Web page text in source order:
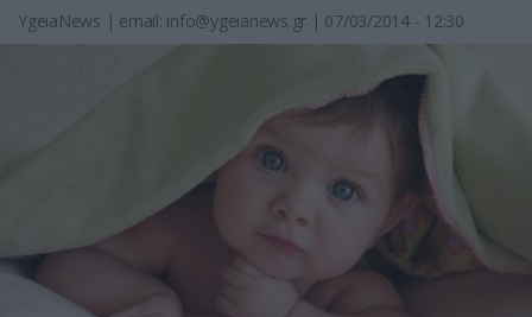
YgeiaNews | email: info@ygeianews.gr | 07/03/2014 - 12:30